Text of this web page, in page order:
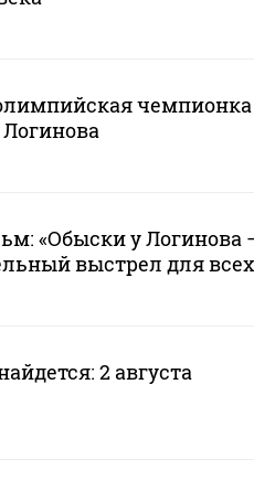
«Обыски у Логинова
выстрел для
2 августа